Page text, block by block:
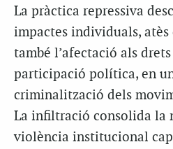
La pràctica repressiva
impactes individuals, atès
també l’afectació als
participació política, en
criminalització dels
La infiltració consolida la
violència institucional